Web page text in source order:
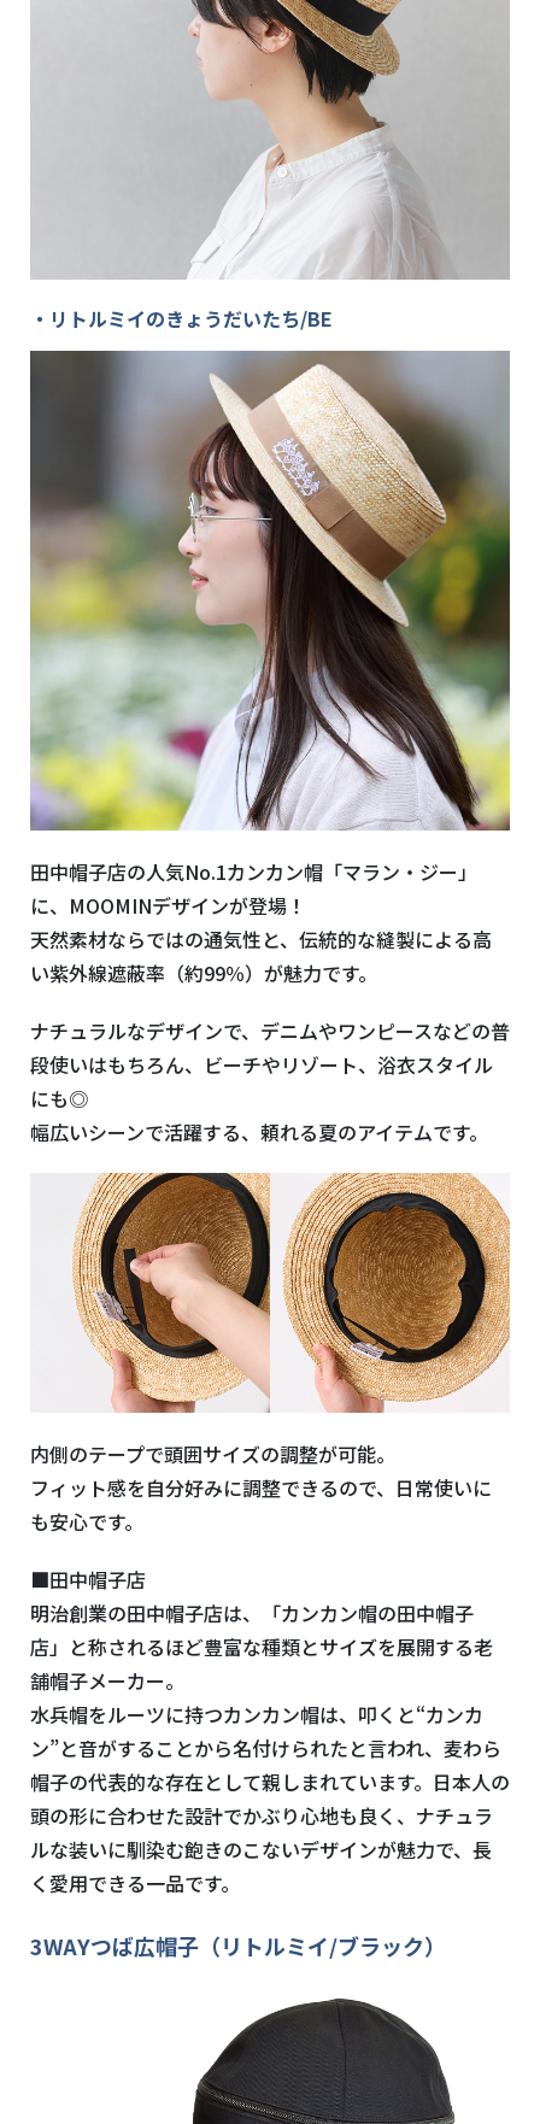
・リトルミイのきょうだいたち/BE
田中帽子店の人気No.1カンカン帽「マラン・ジー」
に、MOOMINデザインが登場！
天然素材ならではの通気性と、伝統的な縫製による高
い紫外線遮蔽率（約99％）が魅力です。
ナチュラルなデザインで、デニムやワンピースなどの普
段使いはもちろん、ビーチやリゾート、浴衣スタイル
にも◎
幅広いシーンで活躍する、頼れる夏のアイテムです。
内側のテープで頭囲サイズの調整が可能。
フィット感を自分好みに調整できるので、日常使いに
も安心です。
■田中帽子店
明治創業の田中帽子店は、「カンカン帽の田中帽子
店」と称されるほど豊富な種類とサイズを展開する老
舗帽子メーカー。
水兵帽をルーツに持つカンカン帽は、叩くと“カンカ
ン”と音がすることから名付けられたと言われ、麦わら
帽子の代表的な存在として親しまれています。日本人の
頭の形に合わせた設計でかぶり心地も良く、ナチュラ
ルな装いに馴染む飽きのこないデザインが魅力で、長
く愛用できる一品です。
3WAYつば広帽子（リトルミイ/ブラック）